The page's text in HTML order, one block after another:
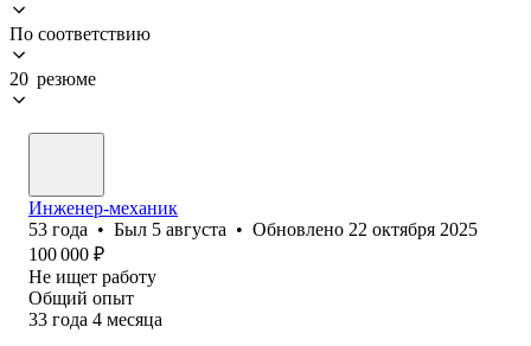
По соответствию
20 резюме
Инженер-механик
53 года • Был 5 августа • Обновлено 22 октября 2025
100 000 ₽
Не ищет работу
Общий опыт
33 года 4 месяца